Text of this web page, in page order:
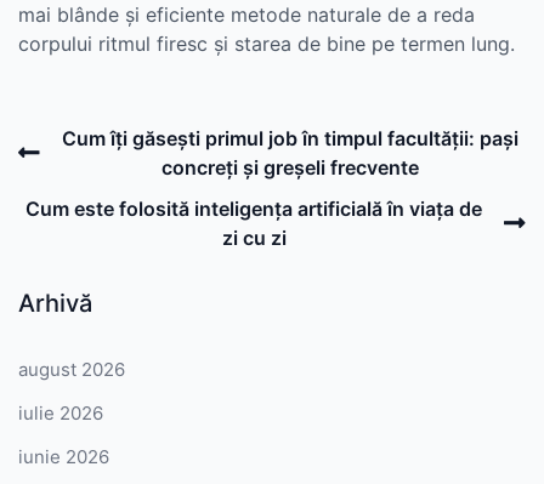
mai blânde și eficiente metode naturale de a reda
corpului ritmul firesc și starea de bine pe termen lung.
Post
Previous
Post
Cum îți găsești primul job în timpul facultății: pași
concreți și greșeli frecvente
Cum este folosită inteligența artificială în viața de
zi cu zi
Arhivă
august 2026
iulie 2026
iunie 2026